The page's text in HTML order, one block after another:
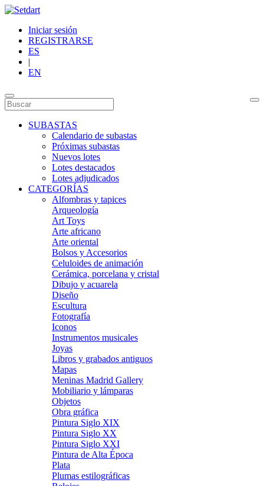
Iniciar sesión
REGISTRARSE
ES
|
EN
SUBASTAS
Calendario de subastas
Próximas subastas
Nuevos lotes
Lotes destacados
Lotes adjudicados
CATEGORÍAS
Alfombras y tapices
Arqueología
Art Toys
Arte africano
Arte oriental
Bolsos y Accesorios
Celuloides de animación
Cerámica, porcelana y cristal
Dibujo y acuarela
Diseño
Escultura
Fotografía
Iconos
Instrumentos musicales
Joyas
Libros y grabados antiguos
Mapas
Meninas Madrid Gallery
Mobiliario y lámparas
Objetos
Obra gráfica
Pintura Siglo XIX
Pintura Siglo XX
Pintura Siglo XXI
Pintura de Alta Época
Plata
Plumas estilográficas